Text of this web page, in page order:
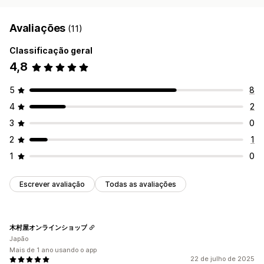
Avaliações (11)
Classificação geral
4,8
5
8
4
2
3
0
2
1
1
0
Escrever avaliação Todas as avaliações
22 de julho de 2025
木村屋オンラインショップ
Japão
Mais de 1 ano usando o app